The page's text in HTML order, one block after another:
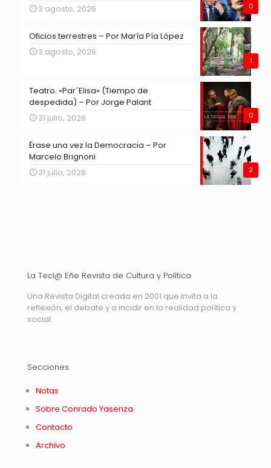
0
3 agosto, 2026
1
Oficios terrestres – Por María Pía López
3 agosto, 2026
0
Teatro. «Par´Elisa» (Tiempo de
despedida) – Por Jorge Palant
31 julio, 2026
2
Érase una vez la Democracia – Por
Marcelo Brignoni
31 julio, 2026
La Tecl@ Eñe Revista de Cultura y Política
Una Revista Digital creada en 2001 que invita a la
reflexión, el debate y a incidir en la realidad política y
social.
Secciones
Notas
Sobre Conrado Yasenza
Contacto
Archivo